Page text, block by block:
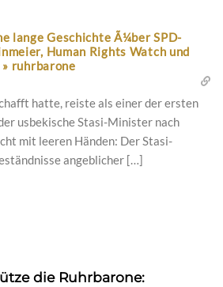
lange Geschichte Ã¼ber SPD-
Human Rights Watch und
ruhrbarone
hatte, reiste als einer der ersten
usbekische Stasi-Minister nach
mit leeren Händen: Der Stasi-
angeblicher […]
die Ruhrbarone: